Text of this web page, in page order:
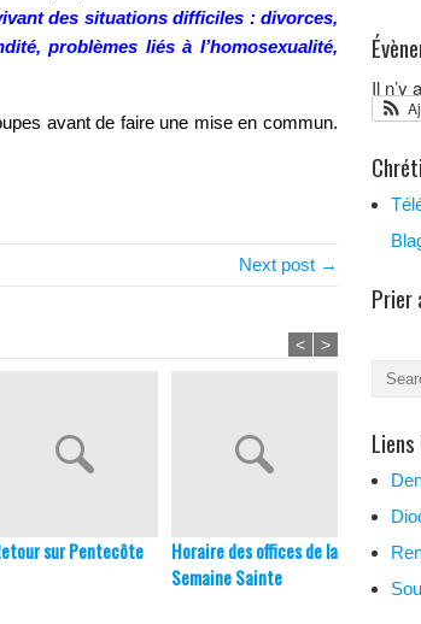
des situations difficiles : divorces,
problèmes liés à l’homosexualité,
avant de faire une mise en commun.
Next post →
sur Pentecôte
Horaire des offices de la
Semaine Sainte
< >
Il n’y
Prier